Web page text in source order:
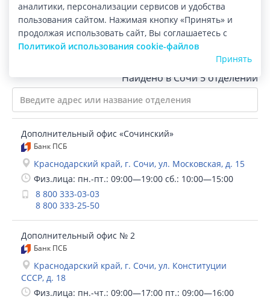
Все банки Карта Список
Город:Сочи
Найдено в Сочи5 отделений
Дополнительный офис «Сочинский»
Банк ПСБ
Краснодарский край, г. Сочи, ул. Московская, д. 15
Физ.лица: пн.-пт.: 09:00—19:00 сб.: 10:00—15:00
8 800 333-03-03
8 800 333-25-50
Дополнительный офис № 2
Банк ПСБ
Краснодарский край, г. Сочи, ул. Конституции
СССР, д. 18
Физ.лица: пн.-чт.: 09:00—17:00 пт.: 09:00—16:00
аналитики, персонализации сервисов и удобства
пользования сайтом. Нажимая кнопку «Принять» и
продолжая использовать сайт, Вы соглашаетесь с
Политикой использования cookie-файлов
Принять